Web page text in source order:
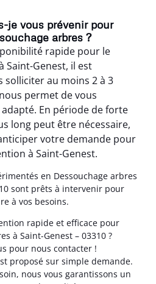
je vous prévenir pour
arbres ?
rapide pour le
Saint-Genest, il est
solliciter au moins 2 à 3
permet de vous
En période de forte
long peut être nécessaire,
votre demande pour
à Saint-Genest.
en Dessouchage arbres
sont prêts à intervenir pour
à vos besoins.
rapide et efficace pour
à Saint-Genest – 03310 ?
pour nous contacter !
proposé sur simple demande.
nous vous garantissons un